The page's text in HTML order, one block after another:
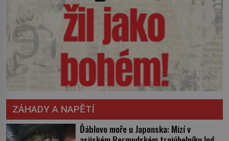
ZÁHADY A NAPĚTÍ
Ďáblovo moře u Japonska: Mizí v